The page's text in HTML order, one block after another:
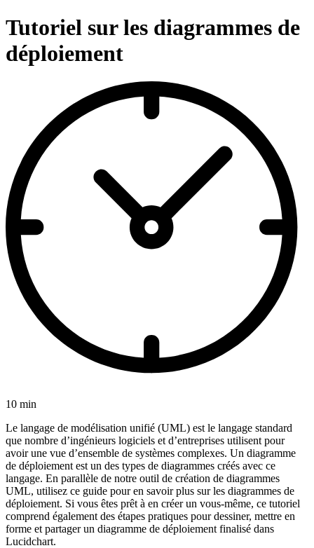
Tutoriel sur les diagrammes de
déploiement
10 min
Le langage de modélisation unifié (UML) est le langage standard
que nombre d’ingénieurs logiciels et d’entreprises utilisent pour
avoir une vue d’ensemble de systèmes complexes. Un diagramme
de déploiement est un des types de diagrammes créés avec ce
langage. En parallèle de notre outil de création de diagrammes
UML, utilisez ce guide pour en savoir plus sur les diagrammes de
déploiement. Si vous êtes prêt à en créer un vous-même, ce tutoriel
comprend également des étapes pratiques pour dessiner, mettre en
forme et partager un diagramme de déploiement finalisé dans
Lucidchart.